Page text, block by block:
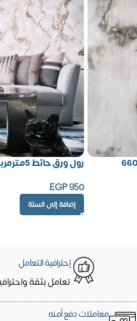
رول ورق حائط 5مترمربع – كود 660122
EGP950
إضافة إلى السلة
إحترافية التعامل
تعامل بثقة
معاملات دفع آمنه